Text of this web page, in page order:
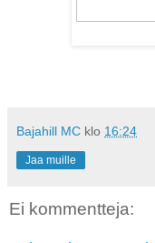
Bajahill MC klo 16:24
Jaa muille
Ei kommentteja: